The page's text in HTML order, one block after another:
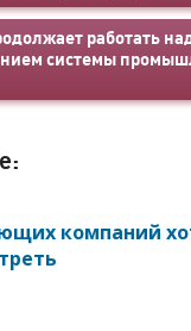
работать
системы
компаний